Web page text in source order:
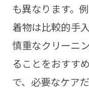
も異なります。
着物は比較的手
慎重なクリーニ
ることをおすす
で、必要なケア